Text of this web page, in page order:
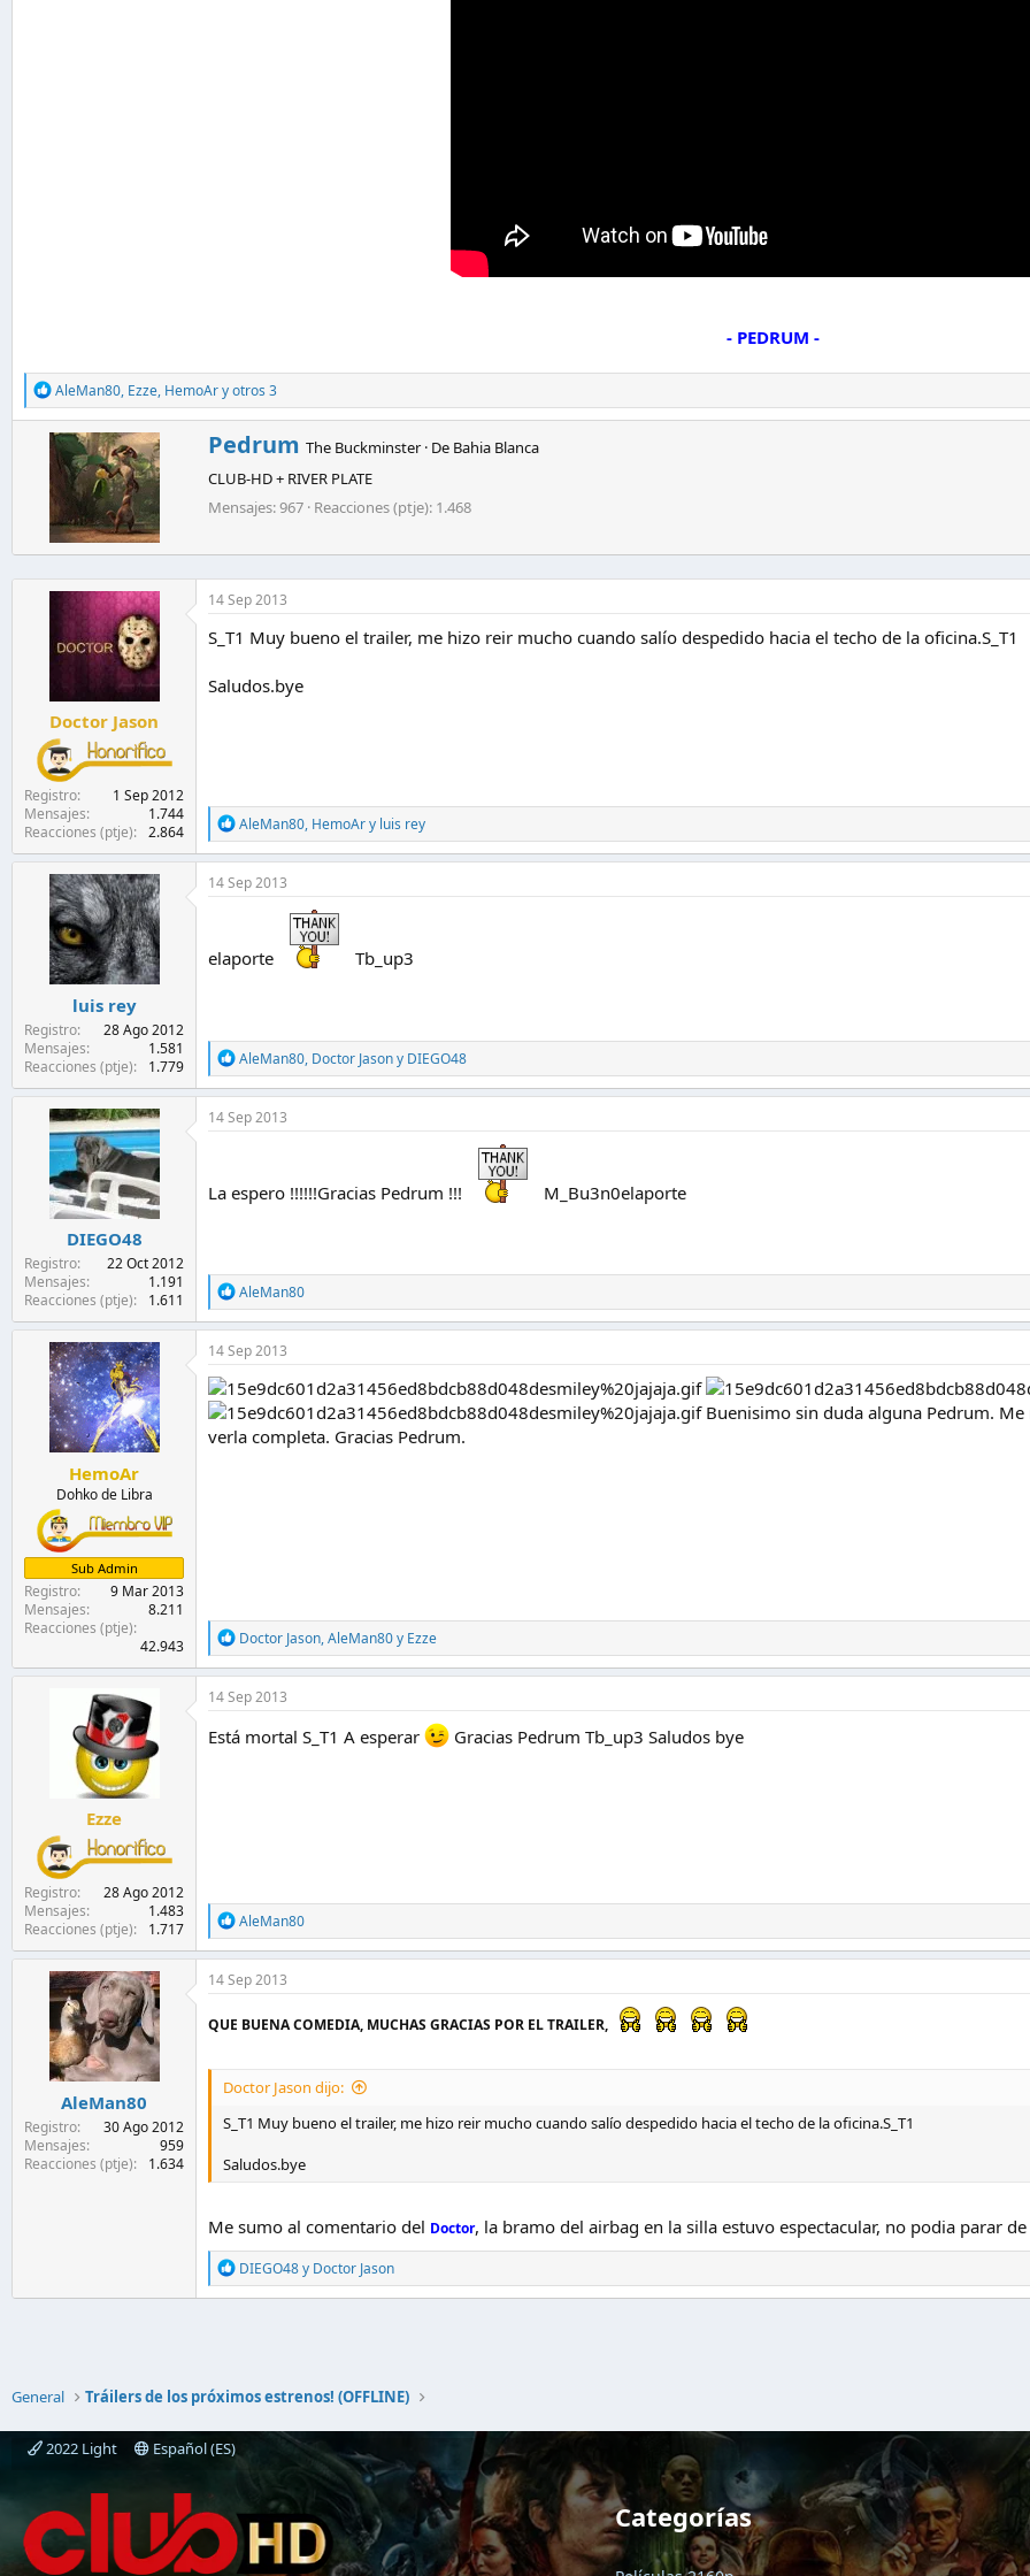
- PEDRUM -
R
e
a
c
c
o
n
e
s
AleMan80, Ezze, HemoAry otros 3
E
s
c
r
o
p
o
Pedrum The Buckminster · De Bahia Blanca
CLUB-HD + RIVER PLATE
Mensajes 967 Reacciones (ptje) 1.468
Doctor Jason
Registro
1 Sep 2012
Mensajes
1.744
Reacciones (ptje)
2.864
14 Sep 2013
S_T1 Muy bueno el trailer, me hizo reir mucho cuando salío despedido hacia el techo de la oficina.S_T1
Saludos.bye
R
e
a
c
c
e
AleMan80, HemoAry luis rey
luis rey
Registro
28 Ago 2012
Mensajes
1.581
Reacciones (ptje)
1.779
14 Sep 2013
elaporte Tb_up3
R
e
a
c
c
e
AleMan80, Doctor Jasony DIEGO48
DIEGO48
Registro
22 Oct 2012
Mensajes
1.191
Reacciones (ptje)
1.611
14 Sep 2013
La espero !!!!!!Gracias Pedrum !!! M_Bu3n0elaporte
R
e
a
c
c
i
o
n
e
AleMan80
HemoAr
Dohko de Libra
Sub Admin
Registro
9 Mar 2013
Mensajes
8.211
Reacciones (ptje)
42.943
14 Sep 2013
Buenisimo sin duda alguna Pedrum. Me
verla completa. Gracias Pedrum.
R
e
a
c
c
i
o
Doctor Jason,AleMan80y Ezze
Ezze
Registro
28 Ago 2012
Mensajes
1.483
Reacciones (ptje)
1.717
14 Sep 2013
Está mortal S_T1 A esperar Gracias Pedrum Tb_up3 Saludos bye
R
e
a
c
c
o
e
s
AleMan80
AleMan80
Registro
30 Ago 2012
Mensajes
959
Reacciones (ptje)
1.634
14 Sep 2013
QUE BUENA COMEDIA, MUCHAS GRACIAS POR EL TRAILER,
Doctor Jason dijo:
S_T1 Muy bueno el trailer, me hizo reir mucho cuando salío despedido hacia el techo de la oficina.S_T1
Saludos.bye
Me sumo al comentario del Doctor, la bramo del airbag en la silla estuvo espectacular, no podia parar de
R
e
a
n
s
DIEGO48y Doctor Jason
General Tráilers de los próximos estrenos! (OFFLINE)
2022 Light Español (ES)
Categorías